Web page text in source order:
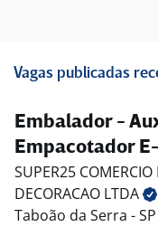
Vagas publicadas
Embalador -
Empacotador
SUPER25
DECORACAO LTDA
Taboão da Serra - SP